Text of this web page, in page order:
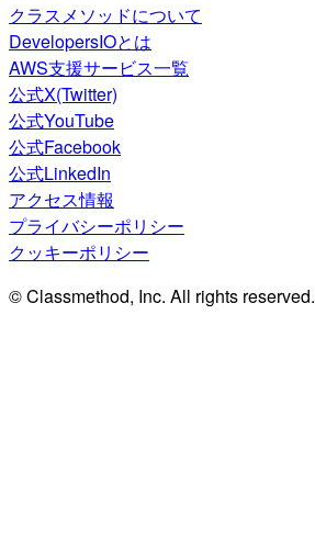
クラスメソッドについて
DevelopersIOとは
AWS支援サービス一覧
公式X(Twitter)
公式YouTube
公式Facebook
公式LinkedIn
アクセス情報
プライバシーポリシー
クッキーポリシー
© Classmethod, Inc. All rights reserved.